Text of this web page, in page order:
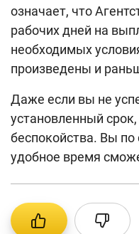
означает, что
рабочих дней на
необходимых
произведены и
Даже если вы не
установленный
беспокойства. Вы
удобное время